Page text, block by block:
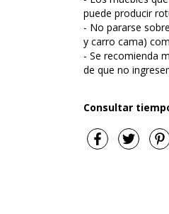
puede producir
- No pararse
y carro cama)
- Se recomienda
de que no
Consultar